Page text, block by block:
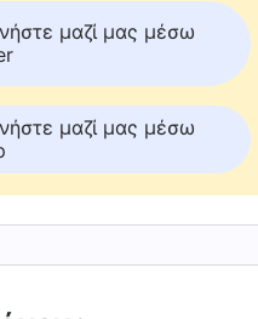
καρφώνοντας
αφανίσει όλη την
και το έργο
μαζί μας μέσω
μαζί μας μέσω